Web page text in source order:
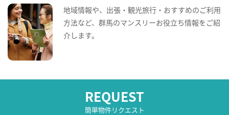
地域情報や、出張・観光旅行・おすすめのご利用
方法など、群馬のマンスリーお役立ち情報をご紹
介します。
REQUEST
簡単物件リクエスト